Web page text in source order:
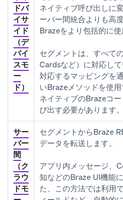
ドバ
イサ
イド
（デ
バイ
スモ
ー
ド）
ネイティブ呼び出しに
ーバー間統合よりも高
Brazeをより包括的に使
セグメントは、すべて
Cardsなど）に対応して
対応するマッピングを
いBrazeメソッドを使
ネイティブのBrazeコ
び出す必要があります。
サー
バー
間
（ク
ラウ
ドモ
セグメントからBraze
データを転送します。
アプリ内メッセージ、
知などのBraze UI機能
た、この方法では利用